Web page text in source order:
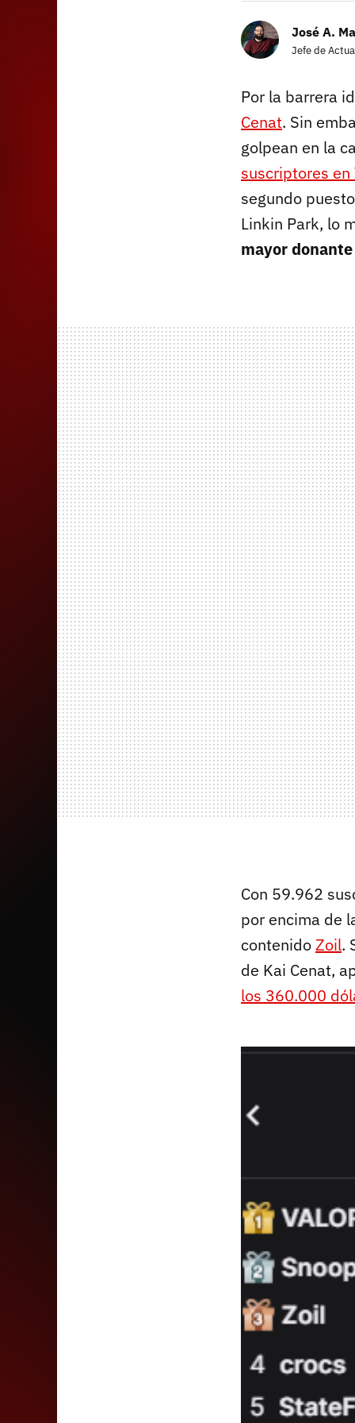
José A.
Jefe de
Por la barrera
Cenat. Sin
golpean en la
suscriptores en
segundo
Linkin Park, lo
mayor
Con 59.962
por encima de
contenidoZoil.
de Kai Cenat,
los 360.000